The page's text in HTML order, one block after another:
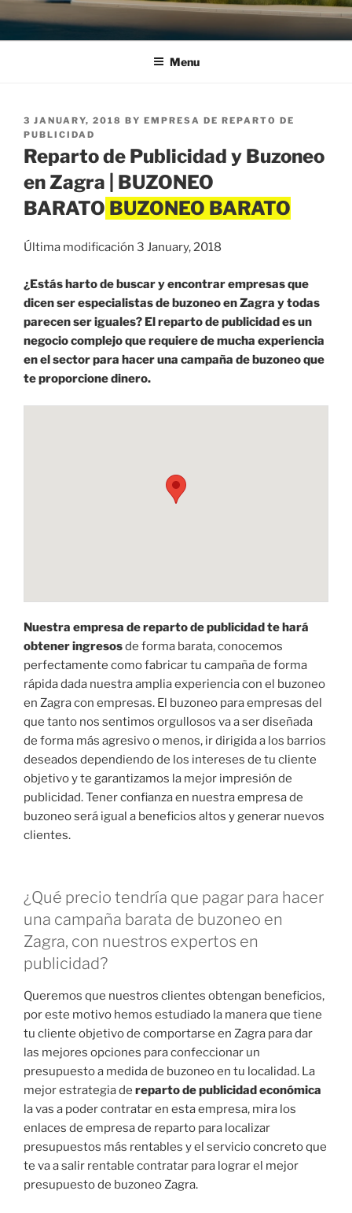
Menu
POSTED
ON
3 JANUARY, 2018 BY EMPRESA DE REPARTO DE
PUBLICIDAD
Reparto de Publicidad y Buzoneo
en Zagra | BUZONEO
BARATO
Última modificación 3 January, 2018
¿Estás harto de buscar y encontrar empresas que
dicen ser especialistas de buzoneo en Zagra y todas
parecen ser iguales? El reparto de publicidad es un
negocio complejo que requiere de mucha experiencia
en el sector para hacer una campaña de buzoneo que
te proporcione dinero.
Nuestra empresa de reparto de publicidad te hará
obtener ingresosde forma barata, conocemos
perfectamente como fabricar tu campaña de forma
rápida dada nuestra amplia experiencia con el buzoneo
en Zagra con empresas. El buzoneo para empresas del
que tanto nos sentimos orgullosos va a ser diseñada
de forma más agresivo o menos, ir dirigida a los barrios
deseados dependiendo de los intereses de tu cliente
objetivo y te garantizamos la mejor impresión de
publicidad. Tener confianza en nuestra empresa de
buzoneo será igual a beneficios altos y generar nuevos
clientes.
¿Qué precio tendría que pagar para hacer
una campaña barata de buzoneo en
Zagra, con nuestros expertos en
publicidad?
Queremos que nuestros clientes obtengan beneficios,
por este motivo hemos estudiado la manera que tiene
tu cliente objetivo de comportarse en Zagra para dar
las mejores opciones para confeccionar un
presupuesto a medida de buzoneo en tu localidad. La
mejor estrategia de reparto de publicidad económica
la vas a poder contratar en esta empresa, mira los
enlaces de empresa de reparto para localizar
presupuestos más rentables y el servicio concreto que
te va a salir rentable contratar para lograr el mejor
presupuesto de buzoneo Zagra.